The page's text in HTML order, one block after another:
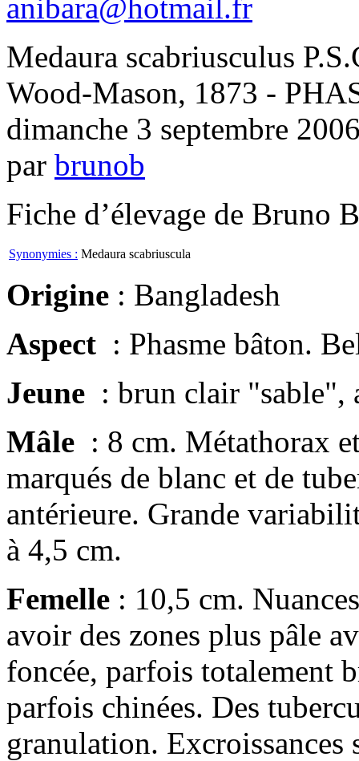
anibara@hotmail.fr
Medaura scabriusculus
Wood-Mason, 1873 -
dimanche 3 septembre
par brunob
Fiche d’élevage de Bruno
Synonymies : Medaura scabriuscula
Origine : Bangladesh
Aspect : Phasme bâton.
Jeune : brun clair "sable",
Mâle : 8 cm. Métathorax
marqués de blanc et de
antérieure. Grande
à 4,5 cm.
Femelle : 10,5 cm.
avoir des zones plus pâle
foncée, parfois totalement
parfois chinées. Des
granulation. Excroissances